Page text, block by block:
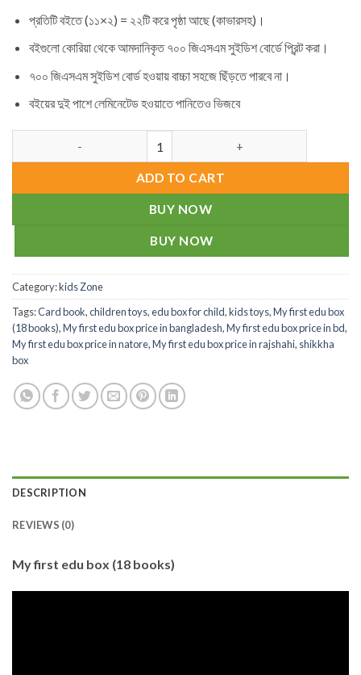
প্রতিটি বইতে (১১×২) = ২২টি করে পৃষ্ঠা আছে (কাভারসহ)।
বইগুলো কোরিয়া থেকে আমদানিকৃত ৭০০ জিএসএম সুইডিশ বোর্ডে প্রিন্ট করা।
৭০০ জিএসএম সুইডিশ বোর্ড হওয়ায় বাচ্চা‌ সহজে ছিঁড়তে পারবে না।
বইয়ের দুই পাশে লেমিনেটেড হওয়াতে পানিতেও ভিজবে
ADD TO CART
BUY NOW
BUY NOW
Category:kids Zone
Tags:Card book,children toys,edu box for child,kids toys,My first edu box
(18 books),My first edu box price in bangladesh,My first edu box price in bd,
My first edu box price in natore,My first edu box price in rajshahi, shikkha
box
DESCRIPTION
REVIEWS (0)
My first edu box (18 books)